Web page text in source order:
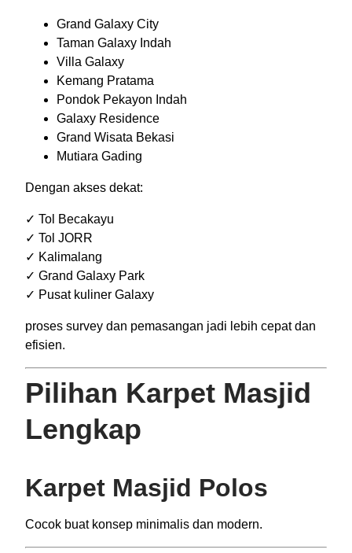
Grand Galaxy City
Taman Galaxy Indah
Villa Galaxy
Kemang Pratama
Pondok Pekayon Indah
Galaxy Residence
Grand Wisata Bekasi
Mutiara Gading
Dengan akses dekat:
✓ Tol Becakayu
✓ Tol JORR
✓ Kalimalang
✓ Grand Galaxy Park
✓ Pusat kuliner Galaxy
proses survey dan pemasangan jadi lebih cepat dan
efisien.
Pilihan Karpet Masjid
Lengkap
Karpet Masjid Polos
Cocok buat konsep minimalis dan modern.